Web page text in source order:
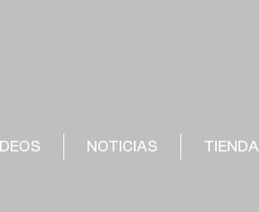
NOTICIAS TIENDA